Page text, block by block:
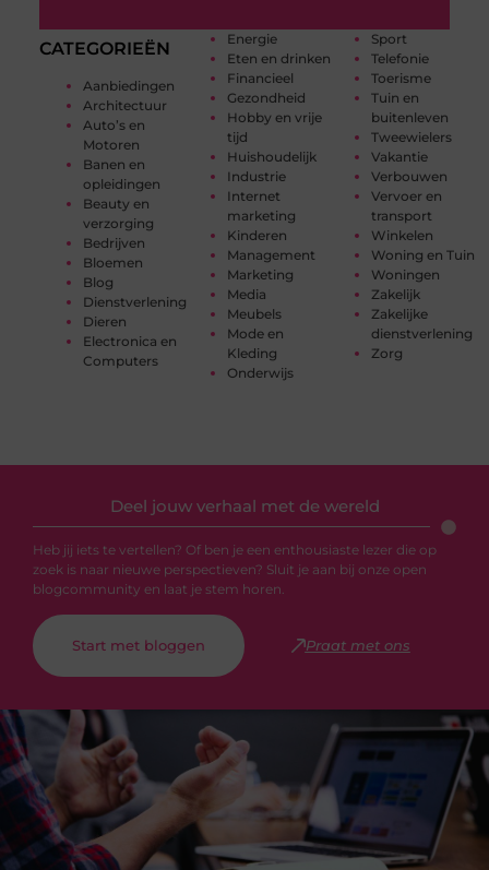
CATEGORIEËN
Aanbiedingen
Architectuur
Auto’s en
Motoren
Banen en
opleidingen
Beauty en
verzorging
Bedrijven
Bloemen
Blog
Dienstverlening
Dieren
Electronica en
Computers
Energie
Eten en drinken
Financieel
Gezondheid
Hobby en vrije
tijd
Huishoudelijk
Industrie
Internet
marketing
Kinderen
Management
Marketing
Media
Meubels
Mode en
Kleding
Onderwijs
Sport
Telefonie
Toerisme
Tuin en
buitenleven
Tweewielers
Vakantie
Verbouwen
Vervoer en
transport
Winkelen
Woning en Tuin
Woningen
Zakelijk
Zakelijke
dienstverlening
Zorg
Deel jouw verhaal met de wereld
Heb jij iets te vertellen? Of ben je een enthousiaste lezer die op
zoek is naar nieuwe perspectieven? Sluit je aan bij onze open
blogcommunity en laat je stem horen.
Start met bloggen Praat met ons